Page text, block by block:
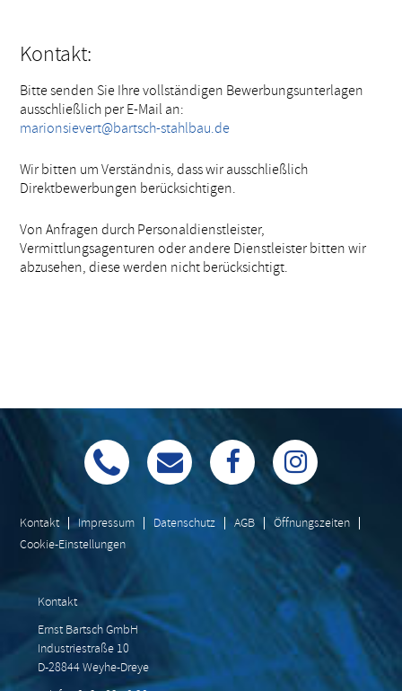
Kontakt:
Bitte senden Sie Ihre vollständigen Bewerbungsunterlagen
ausschließlich per E-Mail an:
marionsievert@bartsch-stahlbau.de
Wir bitten um Verständnis, dass wir ausschließlich
Direktbewerbungen berücksichtigen.
Von Anfragen durch Personaldienstleister,
Vermittlungsagenturen oder andere Dienstleister bitten wir
abzusehen, diese werden nicht berücksichtigt.
Kontakt Impressum Datenschutz AGB
Öffnungszeiten
Cookie-Einstellungen
Kontakt
Ernst Bartsch GmbH
Industriestraße 10
D-28844 Weyhe-Dreye